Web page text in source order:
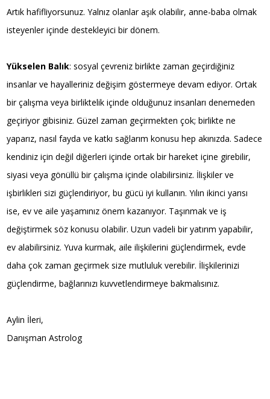
Artık hafifliyorsunuz. Yalnız olanlar aşık olabilir, anne-baba olmak
isteyenler içinde destekleyici bir dönem.
Yükselen Balık: sosyal çevreniz birlikte zaman geçirdiğiniz
insanlar ve hayalleriniz değişim göstermeye devam ediyor. Ortak
bir çalışma veya birliktelik içinde olduğunuz insanları denemeden
geçiriyor gibisiniz. Güzel zaman geçirmekten çok; birlikte ne
yaparız, nasıl fayda ve katkı sağlarım konusu hep akınızda. Sadece
kendiniz için değil diğerleri içinde ortak bir hareket içine girebilir,
siyasi veya gönüllü bir çalışma içinde olabilirsiniz. İlişkiler ve
işbirlikleri sizi güçlendiriyor, bu gücü iyi kullanın. Yılın ikinci yarısı
ise, ev ve aile yaşamınız önem kazanıyor. Taşınmak ve iş
değiştirmek söz konusu olabilir. Uzun vadeli bir yatırım yapabilir,
ev alabilirsiniz. Yuva kurmak, aile ilişkilerini güçlendirmek, evde
daha çok zaman geçirmek size mutluluk verebilir. İlişkilerinizi
güçlendirme, bağlarınızı kuvvetlendirmeye bakmalısınız.
Aylin İleri,
Danışman Astrolog